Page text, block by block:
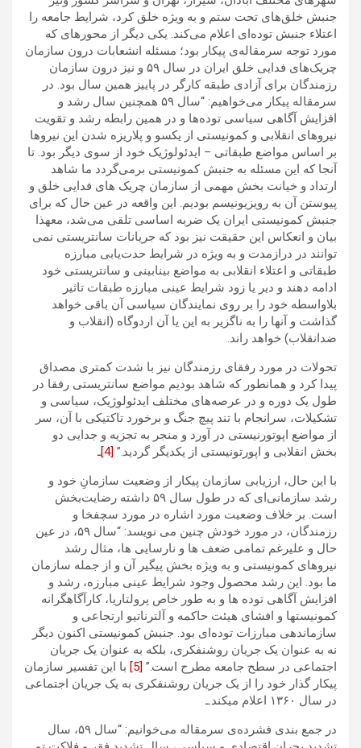
جنبش خلق‌های تحت ستم و به ویژه خلق کرد، شرایط جامعه را
اعتلاء جنبش توده‌ای اعلام می‌کند. یکی دیگر از محورهای که
مورد توجه سرمقاله‌ی پیکار بود؛ مسئله انشعابات درون سازمان
چریک‌های فدایی خلق ایران در سال ۵۹ و نیز درون سازمان
رزمندگان برای آزادی طبقه کارگر در پاییز همین سال بود. در
سرمقاله پیکار‌ می‌خواهیم: “سال ۵۹ همچنین سال رشد و
افزایش آگاهی سیاسی توده‌ها و در همین رابطه رشد و تقویت
نیروهای انقلابی و کمونیستی از یکسو و پلاریزه شدن این نیروها
بر اساس مواضع طبقاتی – ایدئولوژیک خود از سوی دیگر بود. تا
آنجا که این مسئله به جنبش کمونیستی برمی‌گردد ما شاهد
ارتداد و خیانت بخش مهمی از سازمان چریک های فدایی خلق و
پیوستن آن به رویزیونیسم بودیم. این واقعه در عین حال که برای
جنبش کمونیستی ایران یک ضربه اساسی تلقی می‌شد، معهذا
بیان و انعکاس این حقیقت نیز بود که جریانات سانتریستی نمی
توانند در درازمدت و به ویژه در شرایط حدت‌یابی مبارزه
طبقاتی و اعتلاء انقلابی به مواضع بینابینی و سانتریستی خود
ادامه دهند و دیر یا زود شرایط عینی مبارزه طبقات تاثیر
بلاواسطه خود را بر روی نمایندگان سیاسی آن باقی خواهد
گذاشت و آنها را به ناگزیر به این یا آن اردوگاه (انقلاب و
ضدانقلاب) خواهد راند.
تحولات در مورد رفقای رزمندگان نیز با شدت کمتری مصداق
پیدا کرد و همانطور که شاهد بودیم مواضع سانتریستی رفقا در
طول یک دوره و در عرصه‌های مختلف ایدئولوژیک، سیاسی و
تشکیلات، سرانجام با تند پیچ جنگ و برخورد تاکتیکی با آن، سر
از مواضع اپوتورنیستی در آورد و منجر به تجزیه و جدایی دو
بخش انقلابی و اپورتونیستی از یکدیگر گردید.” [4]ـ
با این حال، ارزیابی سازمان پیکار از وضعیت سازمانِ خود و
رشد سازمانی‌ای که در طول سال ۵۹ داشته رضایت‌بخش
است. بر خلاف وضعیت مورد اشاره در مورد سچفخا و
رزمندگان، در مورد خودش چنین می نویسد: “سال ۵۹، در عین
حال و علیرغم تمامی ضعف ها و نارسایی ها، مثال رشد
نیروهای کمونیستی و به ویژه بخش پیگیر آن و از جمله سازمان
ما بود. این رشد محصول وجود شرایط عینی مبارزه، رشد و
افزایش آگاهی توده ها و به طور خاص پرولتاریا، کارآگاهگرانه
کمونیستها و افشای هیئت حاکمه و آلترناتیو ارتجاعی و
سازماندهی مبارزات توده‌ای بود. جنبش کمونیستی اکنون دیگر
نه به عنوان یک جریان روشنفکری، بلکه به عنوان یک جریان
اجتماعی در سطح جامعه مطرح است.” [5]
با این تفسیر سازمان
پیکار گذار خود را از یک جریان روشنفکری به یک جریان اجتماعی
در سال ۱۳۶۰ اعلام میکند.ـ
در جمع بندی فشرده‌ی سرمقاله می‌خوانیم: “سال ۵۹، سال